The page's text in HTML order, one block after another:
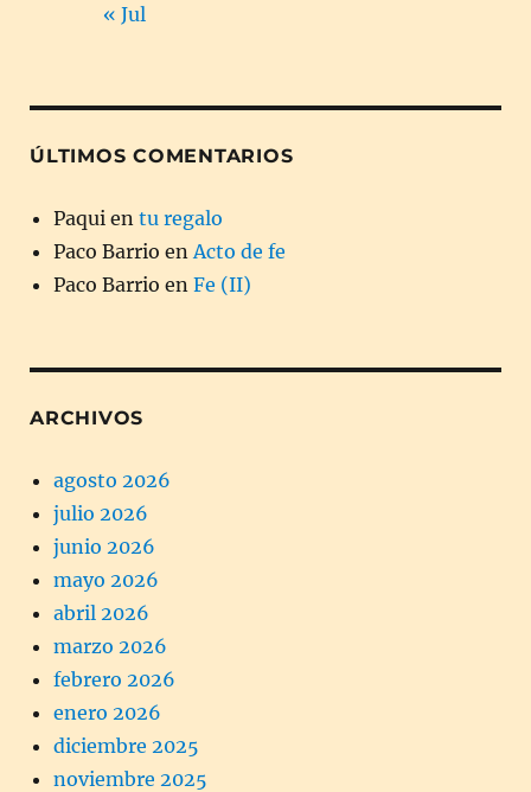
« Jul
ÚLTIMOS COMENTARIOS
Paqui en tu regalo
Paco Barrio en Acto de fe
Paco Barrio en Fe (II)
ARCHIVOS
agosto 2026
julio 2026
junio 2026
mayo 2026
abril 2026
marzo 2026
febrero 2026
enero 2026
diciembre 2025
noviembre 2025